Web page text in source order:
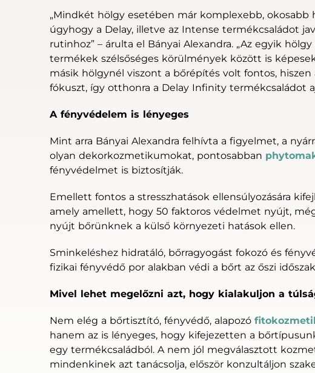
„Mindkét hölgy esetében már komplexebb,
úgyhogy a Delay, illetve az Intense termékcsaládot
rutinhoz” – árulta el Bányai Alexandra. „Az egyik
termékek szélsőséges körülmények között is
másik hölgynél viszont a bőrépítés volt fontos,
fókuszt, így otthonra a Delay Infinity termékcsaládot
A fényvédelem is lényeges
Mint arra Bányai Alexandra felhívta a figyelmet, a
olyan dekorkozmetikumokat, pontosabban
fényvédelmet is biztosítják.
Emellett fontos a stresszhatások ellensúlyozására
amely amellett, hogy 50 faktoros védelmet nyújt,
nyújt bőrünknek a külső környezeti hatások ellen.
Sminkeléshez hidratáló, bőrragyogást fokozó és
fizikai fényvédő por alakban védi a bőrt az őszi
Mivel lehet megelőzni azt, hogy kialakuljon a
Nem elég a bőrtisztító, fényvédő, alapozó
hanem az is lényeges, hogy kifejezetten a
egy termékcsaládból. A nem jól megválasztott
mindenkinek azt tanácsolja, először konzultáljon